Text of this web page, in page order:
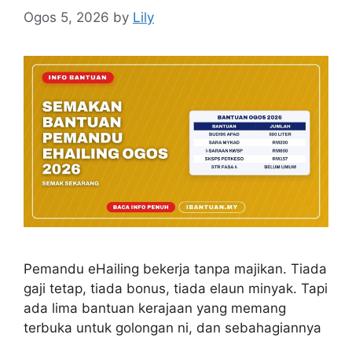
Ogos 5, 2026 by Lily
Pemandu eHailing bekerja tanpa majikan. Tiada
gaji tetap, tiada bonus, tiada elaun minyak. Tapi
ada lima bantuan kerajaan yang memang
terbuka untuk golongan ni, dan sebahagiannya